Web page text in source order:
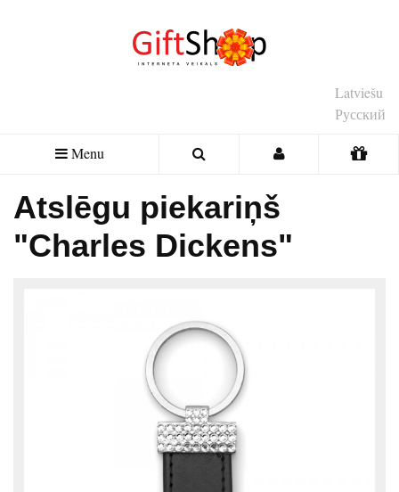
Latviešu
Русский
Menu
Atslēgu piekariņš
"Charles Dickens"